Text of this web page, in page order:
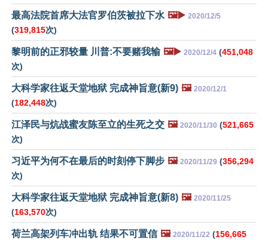
最高法院首席大法官罗伯茨被拉下水 🖼️▶️ 2020/12/5
(319,815次)
黎明前的正邪较量 川普:不要赌我输 🖼️▶️ 2020/12/4 (451,048
次)
大科学家往返天堂地狱 完成神旨意(新9) 🖼️ 2020/12/1
(182,448次)
江泽民与炕战蜜友陈至立的生死之交 🖼️ 2020/11/30 (521,665
次)
习近平为何不在最后的时刻停下脚步 🖼️ 2020/11/29 (356,294
次)
大科学家往返天堂地狱 完成神旨意(新8) 🖼️ 2020/11/25
(163,570次)
荷兰高架列车冲出轨 结果不可置信 🖼️ 2020/11/22 (156,665